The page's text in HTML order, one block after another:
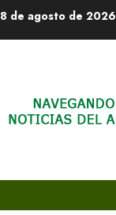
8 de agosto de 2026